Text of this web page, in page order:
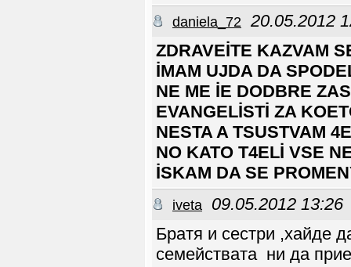
daniela_72
20.05.2012
ZDRAVEİTE KAZVAM
İMAM UJDA DA
NE ME İE DODBRE
EVANGELİSTİ ZA
NESTA A TSUSTVAM
NO KATO T4ELİ VSE
İSKAM DA SE
iveta
09.05.2012 13:26
Братя и сестри ,хайде
семействата ни да